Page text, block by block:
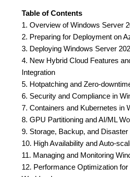
Table of Contents
1. Overview of Windows Server
2. Preparing for Deployment on
3. Deploying Windows Server
4. New Hybrid Cloud Features
Integration
5. Hotpatching and Zero-
6. Security and Compliance in
7. Containers and Kubernetes in
8. GPU Partitioning and AI/ML
9. Storage, Backup, and
10. High Availability and Auto-
11. Managing and Monitoring
12. Performance Optimization